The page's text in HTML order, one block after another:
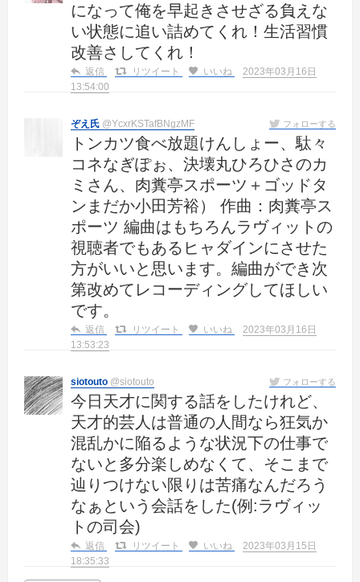
になって俺を早起きさせざる負えな
い状態に追い詰めてくれ！生活習慣
改善さしてくれ！
返信 リツイート いいね
2023年03月16日
13:54:00
ぞえ氏 @YcxrKSTafBNgzMF フォローする
トンカツ食べ放題けんしょー、駄々
コネなぎぽぉ、決壊丸ひろひさのカ
ミさん、肉糞亭スポーツ＋ゴッドタ
ンまだか小田芳裕） 作曲：肉糞亭ス
ポーツ 編曲はもちろんラヴィットの
視聴者でもあるヒャダインにさせた
方がいいと思います。編曲ができ次
第改めてレコーディングしてほしい
です。
返信 リツイート いいね
2023年03月16日
13:53:23
siotouto @siotouto フォローする
今日天才に関する話をしたけれど、
天才的芸人は普通の人間なら狂気か
混乱かに陥るような状況下の仕事で
ないと多分楽しめなくて、そこまで
辿りつけない限りは苦痛なんだろう
なぁという会話をした(例:ラヴィッ
トの司会)
返信 リツイート いいね
2023年03月15日
18:35:33